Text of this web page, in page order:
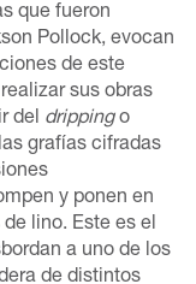
que fueron
Pollock, evocan
de este
sus obras
del drippingo
grafías cifradas
y ponen en
lino. Este es el
a uno de los
de distintos